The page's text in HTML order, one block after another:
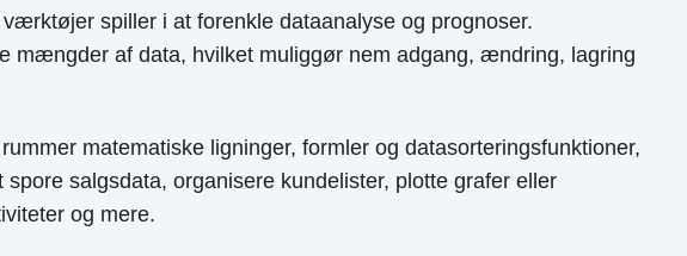
spiller i at forenkle dataanalyse og prognoser.
mængder af data, hvilket muliggør nem adgang, ændring, lagring
matematiske ligninger, formler og datasorteringsfunktioner,
salgsdata, organisere kundelister, plotte grafer eller
og mere.